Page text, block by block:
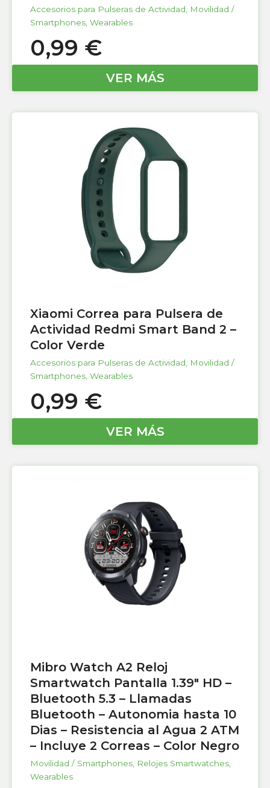
Accesorios para Pulseras de Actividad
Movilidad /
Smartphones Wearables
0,99 €
VER MÁS
Xiaomi Correa para Pulsera de
Actividad Redmi Smart Band 2 –
Color Verde
Accesorios para Pulseras de Actividad, Movilidad /
Smartphones, Wearables
0,99 €
VER MÁS
Mibro Watch A2 Reloj
Smartwatch Pantalla 1.39″ HD –
Bluetooth 5.3 – Llamadas
Bluetooth – Autonomia hasta 10
Dias – Resistencia al Agua 2 ATM
– Incluye 2 Correas – Color Negro
Movilidad / Smartphones, Relojes Smartwatches,
Wearables